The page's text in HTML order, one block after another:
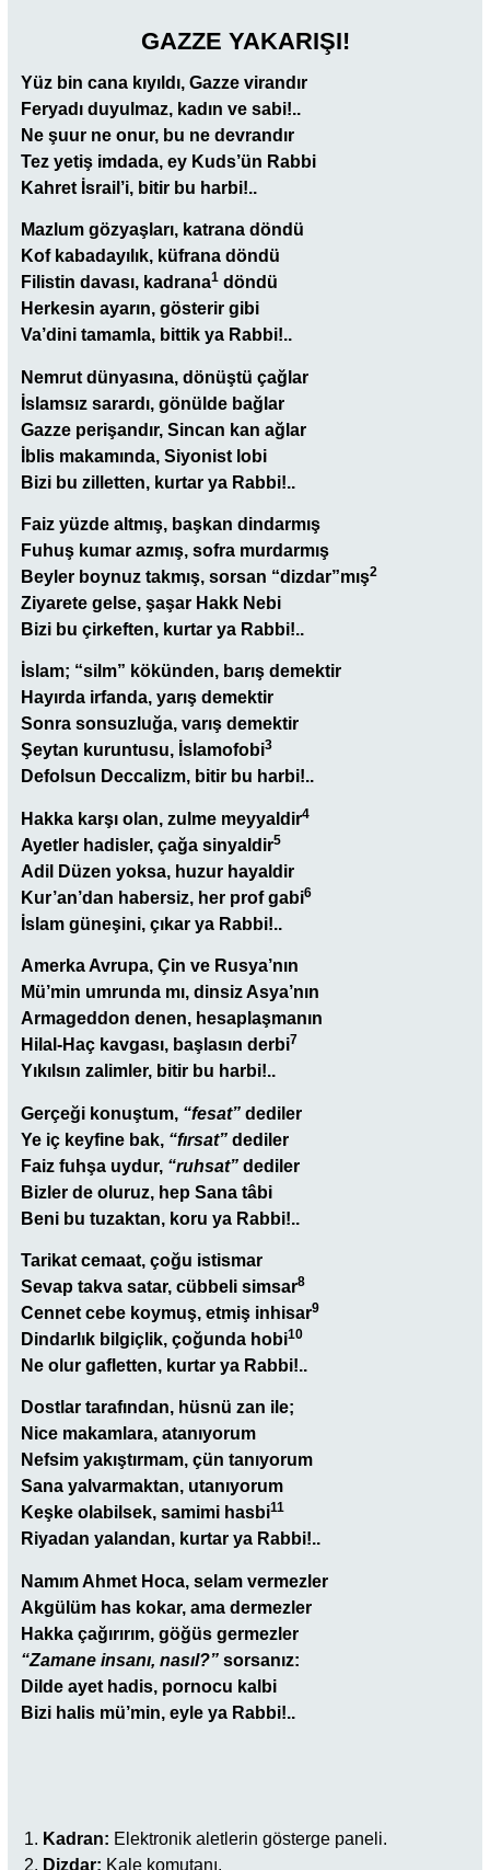
GAZZE YAKARIŞI!
Yüz bin cana kıyıldı, Gazze virandır
Feryadı duyulmaz, kadın ve sabi!..
Ne şuur ne onur, bu ne devrandır
Tez yetiş imdada, ey Kuds’ün Rabbi
Kahret İsrail’i, bitir bu harbi!..
Mazlum gözyaşları, katrana döndü
Kof kabadayılık, küfrana döndü
Filistin davası, kadrana1 döndü
Herkesin ayarın, gösterir gibi
Va’dini tamamla, bittik ya Rabbi!..
Nemrut dünyasına, dönüştü çağlar
İslamsız sarardı, gönülde bağlar
Gazze perişandır, Sincan kan ağlar
İblis makamında, Siyonist lobi
Bizi bu zilletten, kurtar ya Rabbi!..
Faiz yüzde altmış, başkan dindarmış
Fuhuş kumar azmış, sofra murdarmış
Beyler boynuz takmış, sorsan “dizdar”mış2
Ziyarete gelse, şaşar Hakk Nebi
Bizi bu çirkeften, kurtar ya Rabbi!..
İslam; “silm” kökünden, barış demektir
Hayırda irfanda, yarış demektir
Sonra sonsuzluğa, varış demektir
Şeytan kuruntusu, İslamofobi3
Defolsun Deccalizm, bitir bu harbi!..
Hakka karşı olan, zulme meyyaldir4
Ayetler hadisler, çağa sinyaldir5
Adil Düzen yoksa, huzur hayaldir
Kur’an’dan habersiz, her prof gabi6
İslam güneşini, çıkar ya Rabbi!..
Amerka Avrupa, Çin ve Rusya’nın
Mü’min umrunda mı, dinsiz Asya’nın
Armageddon denen, hesaplaşmanın
Hilal-Haç kavgası, başlasın derbi7
Yıkılsın zalimler, bitir bu harbi!..
Gerçeği konuştum, “fesat” dediler
Ye iç keyfine bak, “fırsat” dediler
Faiz fuhşa uydur, “ruhsat” dediler
Bizler de oluruz, hep Sana tâbi
Beni bu tuzaktan, koru ya Rabbi!..
Tarikat cemaat, çoğu istismar
Sevap takva satar, cübbeli simsar8
Cennet cebe koymuş, etmiş inhisar9
Dindarlık bilgiçlik, çoğunda hobi10
Ne olur gafletten, kurtar ya Rabbi!..
Dostlar tarafından, hüsnü zan ile;
Nice makamlara, atanıyorum
Nefsim yakıştırmam, çün tanıyorum
Sana yalvarmaktan, utanıyorum
Keşke olabilsek, samimi hasbi11
Riyadan yalandan, kurtar ya Rabbi!..
Namım Ahmet Hoca, selam vermezler
Akgülüm has kokar, ama dermezler
Hakka çağırırım, göğüs germezler
“Zamane insanı, nasıl?” sorsanız:
Dilde ayet hadis, pornocu kalbi
Bizi halis mü’min, eyle ya Rabbi!..
Kadran: Elektronik aletlerin gösterge paneli.
Dizdar: Kale komutanı.